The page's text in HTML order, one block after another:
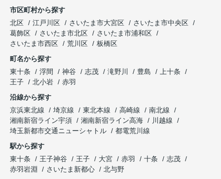
市区町村から探す
北区
江戸川区 さいたま市大宮区
さいたま市中央区
葛飾区
さいたま市北区
さいたま市浦和区
さいたま市西区
荒川区
板橋区
町名から探す
東十条
浮間 神谷 志茂 滝野川 豊島
上十条
王子
北小岩
赤羽
沿線から探す
京浜東北線
埼京線 東北本線 高崎線
南北線
湘南新宿ライン宇須
湘南新宿ライン高海
川越線
埼玉新都市交通ニューシャトル
都電荒川線
駅から探す
東十条
王子神谷 王子 大宮 赤羽 十条
志茂
赤羽岩淵
さいたま新都心 北与野